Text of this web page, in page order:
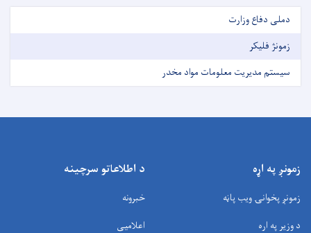
دملی دفاع وزارت
زمونژ فلیکر
سیستم مدیریت معلومات مواد مخدر
زمونږ په اړه
زمونږ پخوانۍ ویب پاڼه
د وزیر په اره
د اطلاعاتو سرچینه
خبرونه
اعلامیی